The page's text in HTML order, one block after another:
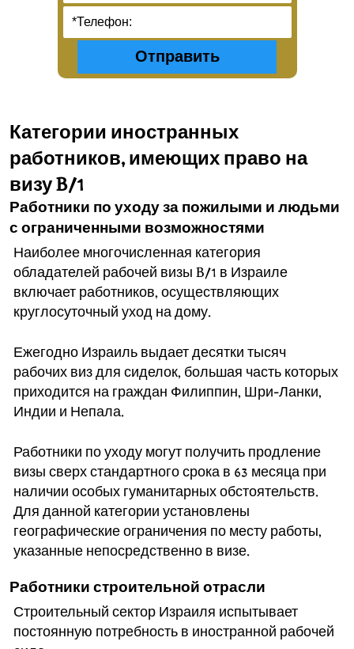
Категории иностранных
работников, имеющих право на
визу B/1
Работники по уходу за пожилыми и людьми
с ограниченными возможностями
Наиболее многочисленная категория
обладателей рабочей визы B/1 в Израиле
включает работников, осуществляющих
круглосуточный уход на дому.
Ежегодно Израиль выдает десятки тысяч
рабочих виз для сиделок, большая часть которых
приходится на граждан Филиппин, Шри-Ланки,
Индии и Непала.
Работники по уходу могут получить продление
визы сверх стандартного срока в 63 месяца при
наличии особых гуманитарных обстоятельств.
Для данной категории установлены
географические ограничения по месту работы,
указанные непосредственно в визе.
Работники строительной отрасли
Строительный сектор Израиля испытывает
постоянную потребность в иностранной рабочей